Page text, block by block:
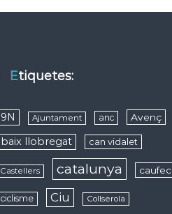
Etiquetes:
9N Ajuntament anc Avenç
baix llobregat can vidalet
Castellers catalunya caufec
ciclisme Ciu Collserola